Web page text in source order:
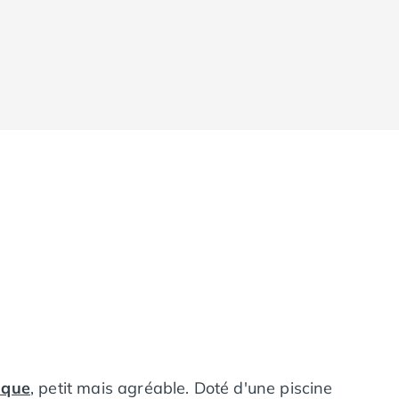
, petit mais agréable. Doté d'une piscine